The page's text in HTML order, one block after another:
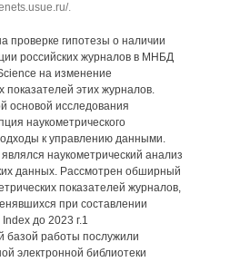
.
проверке гипотезы о наличии
российских журналов в МНБД
на изменение
показателей этих журналов.
основой исследования
наукометрического
к управлению данными.
наукометрический анализ
данных. Рассмотрен обширный
показателей журналов,
при составлении
до 2023 г.1
базой работы послужили
электронной библиотеки